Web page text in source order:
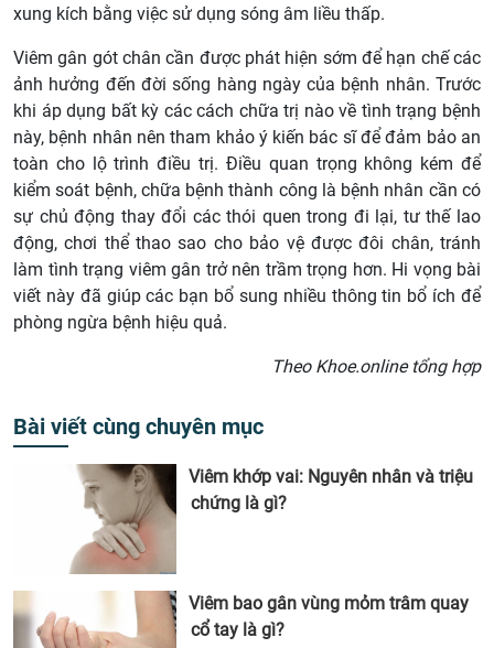
xung kích bằng việc sử dụng sóng âm liều thấp.
Viêm gân gót chân cần được phát hiện sớm để hạn chế các
ảnh hưởng đến đời sống hàng ngày của bệnh nhân. Trước
khi áp dụng bất kỳ các cách chữa trị nào về tình trạng bệnh
này, bệnh nhân nên tham khảo ý kiến bác sĩ để đảm bảo an
toàn cho lộ trình điều trị. Điều quan trọng không kém để
kiểm soát bệnh, chữa bệnh thành công là bệnh nhân cần có
sự chủ động thay đổi các thói quen trong đi lại, tư thế lao
động, chơi thể thao sao cho bảo vệ được đôi chân, tránh
làm tình trạng viêm gân trở nên trầm trọng hơn. Hi vọng bài
viết này đã giúp các bạn bổ sung nhiều thông tin bổ ích để
phòng ngừa bệnh hiệu quả.
Theo Khoe.online tổng hợp
Bài viết cùng chuyên mục
Viêm khớp vai: Nguyên nhân và triệu
chứng là gì?
Viêm bao gân vùng mỏm trâm quay
cổ tay là gì?